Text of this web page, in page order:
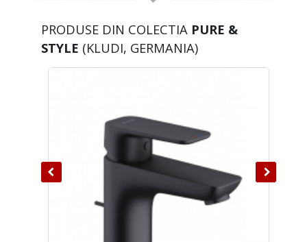
PRODUSE DIN COLECTIA PURE &
STYLE (KLUDI, GERMANIA)